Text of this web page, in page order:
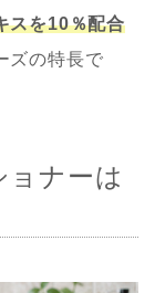
スを10％配合
ズの特長で
ョナーは